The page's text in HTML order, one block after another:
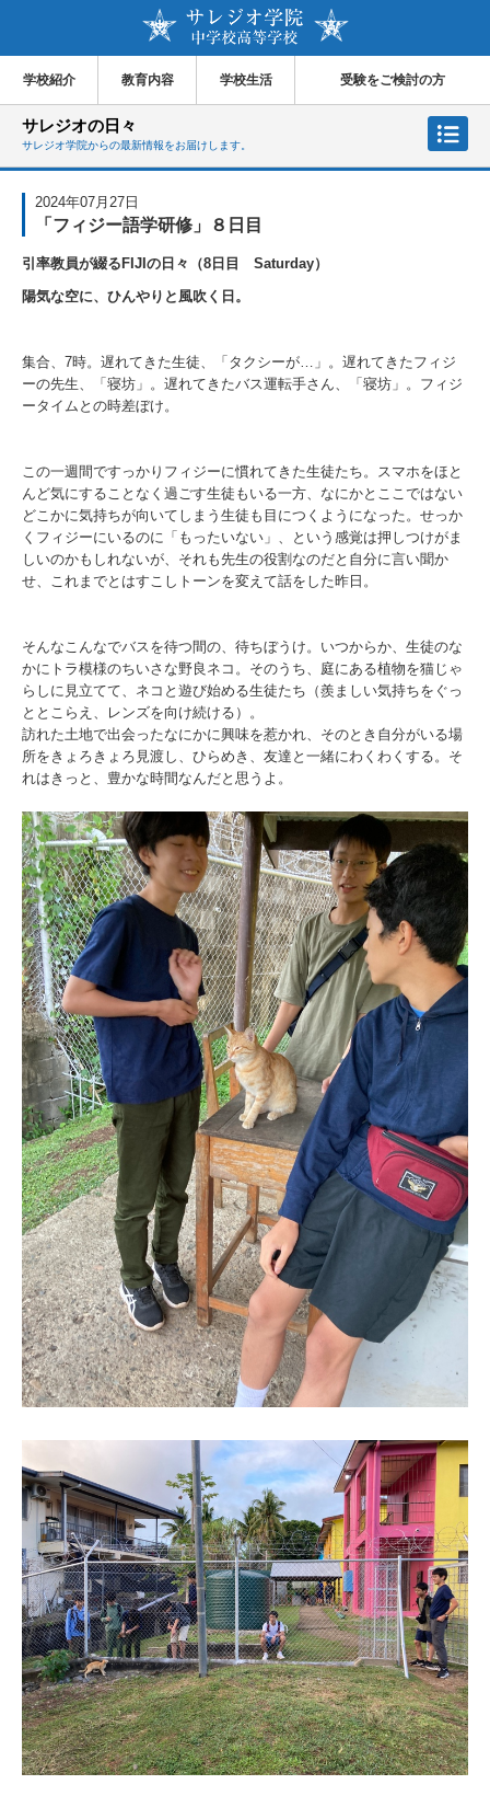
学校紹介 教育内容 学校生活 受験をご検討の方
サレジオの日々
サレジオ学院からの最新情報をお届けします。
2024年07月27日
「フィジー語学研修」８日目
引率教員が綴るFIJIの日々（8日目 Saturday）
陽気な空に、ひんやりと風吹く日。
集合、7時。遅れてきた生徒、「タクシーが…」。遅れてきたフィジ
ーの先生、「寝坊」。遅れてきたバス運転手さん、「寝坊」。フィジ
ータイムとの時差ぼけ。
この一週間ですっかりフィジーに慣れてきた生徒たち。スマホをほと
んど気にすることなく過ごす生徒もいる一方、なにかとここではない
どこかに気持ちが向いてしまう生徒も目につくようになった。せっか
くフィジーにいるのに「もったいない」、という感覚は押しつけがま
しいのかもしれないが、それも先生の役割なのだと自分に言い聞か
せ、これまでとはすこしトーンを変えて話をした昨日。
そんなこんなでバスを待つ間の、待ちぼうけ。いつからか、生徒のな
かにトラ模様のちいさな野良ネコ。そのうち、庭にある植物を猫じゃ
らしに見立てて、ネコと遊び始める生徒たち（羨ましい気持ちをぐっ
ととこらえ、レンズを向け続ける）。
訪れた土地で出会ったなにかに興味を惹かれ、そのとき自分がいる場
所をきょろきょろ見渡し、ひらめき、友達と一緒にわくわくする。そ
れはきっと、豊かな時間なんだと思うよ。